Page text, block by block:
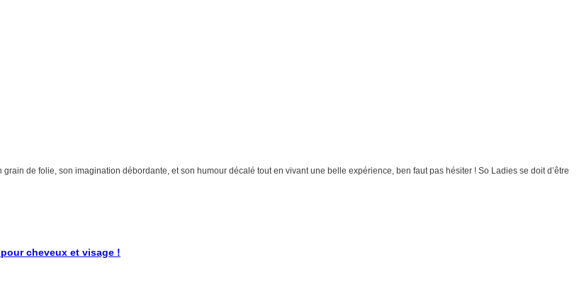
de folie, son imagination débordante, et son humour décalé tout en vivant une belle expérience, ben faut pas hésiter ! So Ladies se doit d’être
cheveux et visage !